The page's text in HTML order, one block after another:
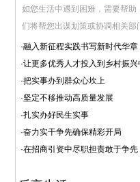
如您生活中遇到困难，需要帮助
们将帮您出谋划策或协调相关部
·融入新征程实践书写新时代华章
·让更多优秀人才投入到乡村振兴
·把实事办到群众心坎上
·坚定不移推动高质量发展
·扎实办好民生实事
·奋力实干争先确保精彩开局
·在招商引资中尽职担责敢于争先